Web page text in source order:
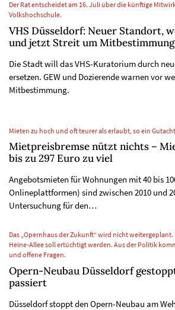
Der Rat entscheidet am 16. Juli über die künftige
Volkshochschule.
VHS Düsseldorf: Neuer Standort,
und jetzt Streit um Mitbestimmung
Die Stadt will das VHS-Kuratorium durch
ersetzen. GEW und Dozierende warnen vor
Mitbestimmung.
Mieten zu hoch und oft teurer als erlaubt, so ein
Mietpreisbremse nützt nichts –
bis zu 297 Euro zu viel
Angebotsmieten für Wohnungen mit 40 bis
Onlineplattformen) sind zwischen 2010 und
Untersuchung für den…
Das „Opernhaus der Zukunft“ wird nicht
Heine-Allee soll ertüchtigt werden. Aus der Politik
und offene Fragen.
Opern-Neubau Düsseldorf
passiert
Düsseldorf stoppt den Opern-Neubau am